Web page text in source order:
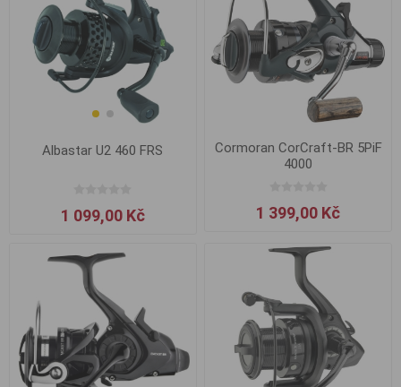
Albastar U2 460 FRS
1 099,00 Kč
Cormoran CorCraft-BR 5PiF
4000
1 399,00 Kč